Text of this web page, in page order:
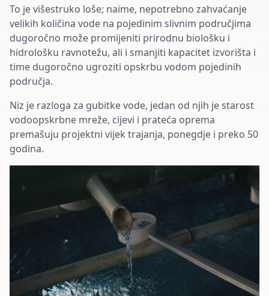
To je višestruko loše; naime, nepotrebno zahvaćanje
velikih količina vode na pojedinim slivnim područjima
dugoročno može promijeniti prirodnu biološku i
hidrološku ravnotežu, ali i smanjiti kapacitet izvorišta i
time dugoročno ugroziti opskrbu vodom pojedinih
područja.
Niz je razloga za gubitke vode, jedan od njih je starost
vodoopskrbne mreže, cijevi i prateća oprema
premašuju projektni vijek trajanja, ponegdje i preko 50
godina.